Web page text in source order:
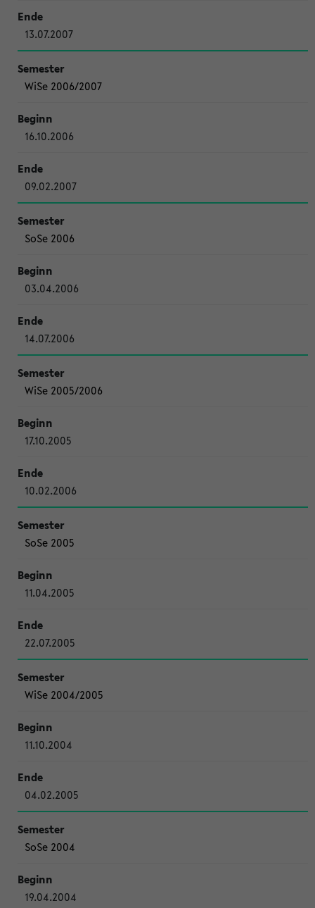
13.07.2007
WiSe 2006/2007
16.10.2006
09.02.2007
SoSe 2006
03.04.2006
14.07.2006
WiSe 2005/2006
17.10.2005
10.02.2006
SoSe 2005
11.04.2005
22.07.2005
WiSe 2004/2005
11.10.2004
04.02.2005
SoSe 2004
19.04.2004